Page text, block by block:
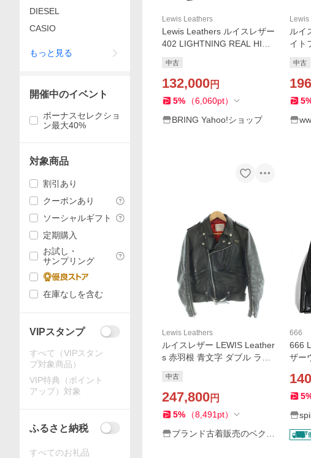
Lewis Leathers
Lewis Leathers ルイスレザー
402 LIGHTNING REAL HIDE
レザー ダブル ライダースジ
ャケット レギュラー
中古
132,000円
5% （6,060pt）
BRING Yahoo!ショップ
ルイ
イト
ャ
古】
中古
5
Lewis Leathers
ルイスレザー LEWIS Leather
s 赤羽根 青文字 ダブル ライ
レザー ベルト キルティング
ライナー 36 黒
中古
247,800円
5% （8,491 pt）
ブランド古着販売のベクト
666
666
ザー
5
DIESEL
CASIO
もっと見る
開催中のイベント
ボーナスセレクショ
ン最大40%
対象商品
割引あり
クーポンあり
ソーシャルギフト
定期購入
お試し・
サンプリング
在庫なしを含む
VIPスタンプ
すべて（VIPスタン
プ対象商品）
VIP特典（ポイント
アップ）対象
ふるさと納税
すべてのお礼品